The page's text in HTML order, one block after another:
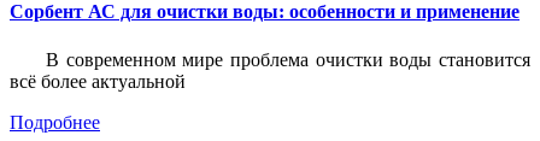
Сорбент АС для очистки воды: особенности и применение
В современном мире проблема очистки воды становится
всё более актуальной
Подробнее